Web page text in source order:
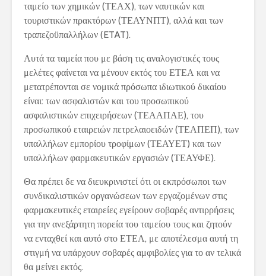
ταμείο των χημικών (ΤΕΑΧ), των ναυτικών και
τουριστικών πρακτόρων (ΤΕΑΥΝΠΤ), αλλά και των
τραπεζοϋπαλλήλων (ETAT).
Αυτά τα ταμεία που με βάση τις αναλογιστικές τους
μελέτες φαίνεται να μένουν εκτός του ΕΤΕΑ και να
μετατρέπονται σε νομικά πρόσωπα ιδιωτικού δικαίου
είναι: των ασφαλιστών και του προσωπικού
ασφαλιστικών επιχειρήσεων (ΤΕΑΑΠΑΕ), του
προσωπικού εταιρειών πετρελαιοειδών (ΤΕΑΠΕΠ), των
υπαλλήλων εμπορίου τροφίμων (ΤΕΑΥΕΤ) και των
υπαλλήλων φαρμακευτικών εργασιών (ΤΕΑΥΦΕ).
Θα πρέπει δε να διευκρινιστεί ότι οι εκπρόσωποι των
συνδικαλιστικών οργανώσεων των εργαζομένων στις
φαρμακευτικές εταιρείες εγείρουν σοβαρές αντιρρήσεις
για την ανεξάρτητη πορεία του ταμείου τους και ζητούν
να ενταχθεί και αυτό στο ΕΤΕΑ, με αποτέλεσμα αυτή τη
στιγμή να υπάρχουν σοβαρές αμφιβολίες για το αν τελικά
θα μείνει εκτός.